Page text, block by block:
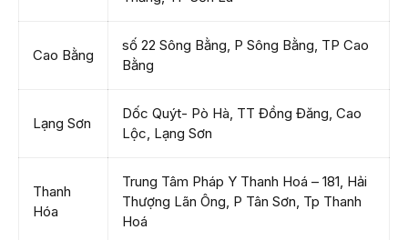
Cao Bằng
số 22 Sông Bằng, P Sông Bằng, TP Cao
Bằng
Lạng Sơn
Dốc Quýt- Pò Hà, TT Đồng Đăng, Cao
Lộc, Lạng Sơn
Thanh
Hóa
Trung Tâm Pháp Y Thanh Hoá – 181, Hải
Thượng Lãn Ông, P Tân Sơn, Tp Thanh
Hoá